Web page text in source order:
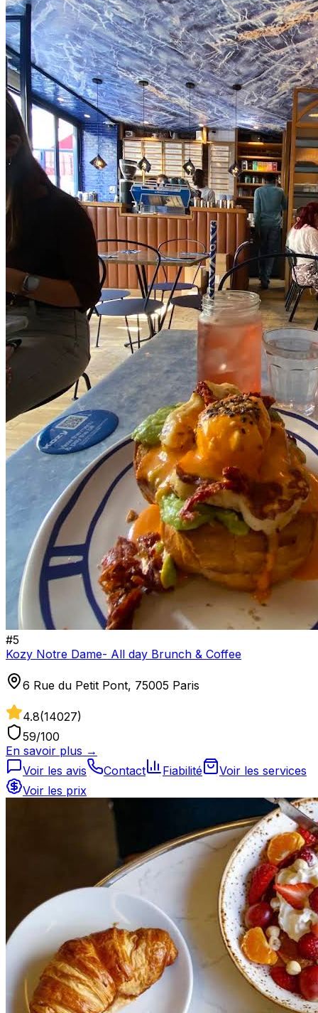
#5
Kozy Notre Dame- All day Brunch & Coffee
6 Rue du Petit Pont, 75005 Paris
4.8(14027)
59/100
En savoir plus →
Voir les avis
Contact Fiabilité
Voir les services
Voir les prix